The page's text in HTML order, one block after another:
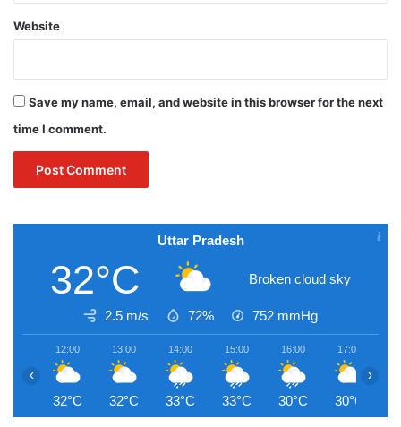
Website
Save my name, email, and website in this browser for the next
time I comment.
Uttar Pradesh
32°C Broken cloud sky
2.5 m/s 72% 752 mmHg
12:00
32°C
13:00
32°C
14:00
33°C
15:00
33°C
16:00
30°C
17:00
30°C
‹ ›